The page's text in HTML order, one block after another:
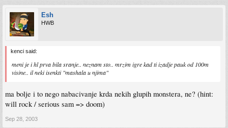
Esh
HWB
kenci said:
meni je i hl prva bila sranje.. neznam sto.. mrzim igre kad ti izadje pauk od 100m
visine.. il neki isenkti "mashala u njima"
ma bolje i to nego nabacivanje krda nekih glupih monstera, ne? (hint:
will rock / serious sam => doom)
Sep 28, 2003